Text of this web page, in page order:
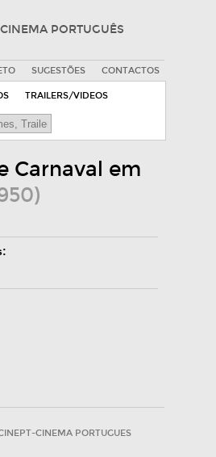
CINEMA PORTUGUÊS
SUGESTÕES CONTACTOS
TRAILERS/VIDEOS
Carnaval em
CINEMA PORTUGUES